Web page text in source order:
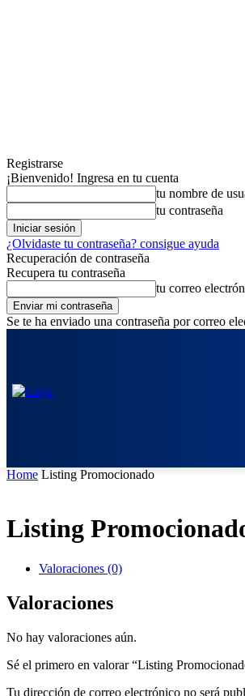
Registrarse
¡Bienvenido! Ingresa en tu cuenta
tu nombre de
tu contraseña
¿Olvidaste tu contraseña? consigue ayuda
Recuperación de contraseña
Recupera tu contraseña
tu correo
Se te ha enviado una contraseña por correo
Home Listing Promocionado
Listing
Valoraciones (0)
Valoraciones
No hay valoraciones aún.
Sé el primero en valorar “Listing
Tu dirección de correo electrónico no será